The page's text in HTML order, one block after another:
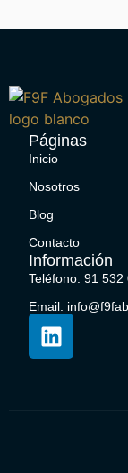
Páginas
Inicio
Nosotros
Blog
Contacto
Información
Teléfono: 91 532
Email: